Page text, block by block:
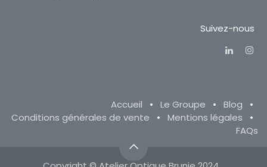
Suivez-nous
Accueil • Le Groupe • Blog
•
Conditions générales de vente
• Mentions légales
•
FAQs